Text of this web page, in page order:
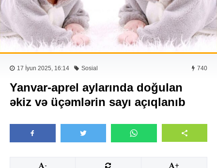
17 İyun 2025, 16:14 Sosial 740
Yanvar-aprel aylarında doğulan
əkiz və üçəmlərin sayı açıqlanıb
- +